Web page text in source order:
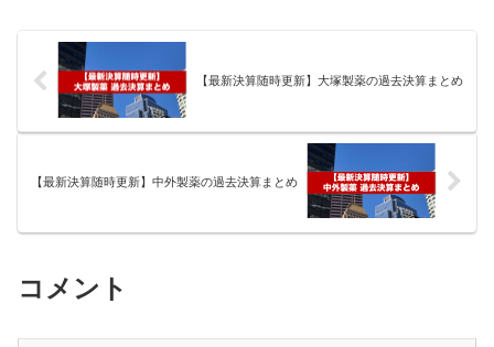
【最新決算随時更新】大塚製薬の過去決算まとめ
【最新決算随時更新】中外製薬の過去決算まとめ
コメント